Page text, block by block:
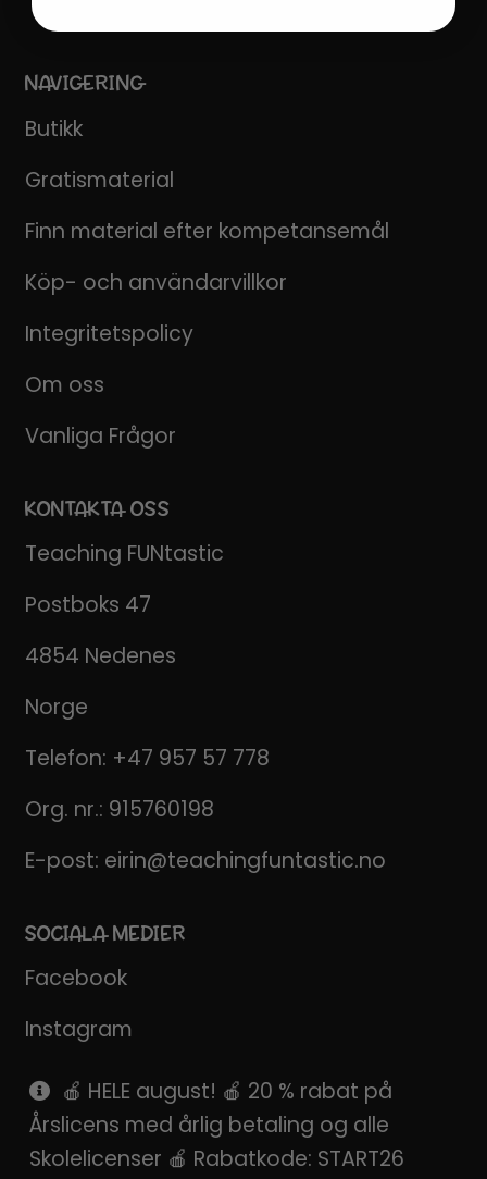
NAVIGERING
Butikk
Gratismaterial
Finn material efter kompetansemål
Köp- och användarvillkor
Integritetspolicy
Om oss
Vanliga Frågor
KONTAKTA OSS
Teaching FUNtastic
Postboks 47
4854 Nedenes
Norge
Telefon: +47 957 57 778
Org. nr.: 915760198
E-post: eirin@teachingfuntastic.no
SOCIALA MEDIER
Facebook
Instagram
Pinterest
SnapChat
🍎 HELE august! 🍎 20 % rabat på
Årslicens med årlig betaling og alle
Skolelicenser 🍎 Rabatkode: START26